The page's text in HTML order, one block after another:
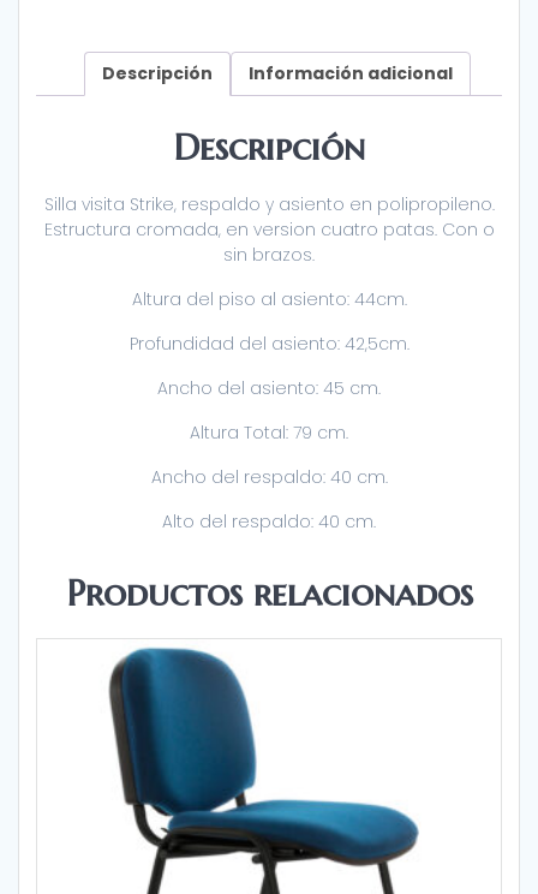
Descripción Información adicional
Descripción
Silla visita Strike, respaldo y asiento en polipropileno.
Estructura cromada, en version cuatro patas. Con o
sin brazos.
Altura del piso al asiento: 44cm.
Profundidad del asiento: 42,5cm.
Ancho del asiento: 45 cm.
Altura Total: 79 cm.
Ancho del respaldo: 40 cm.
Alto del respaldo: 40 cm.
Productos relacionados